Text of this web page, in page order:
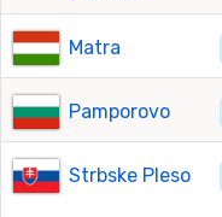
Matra
Pamporovo
Strbske Pleso